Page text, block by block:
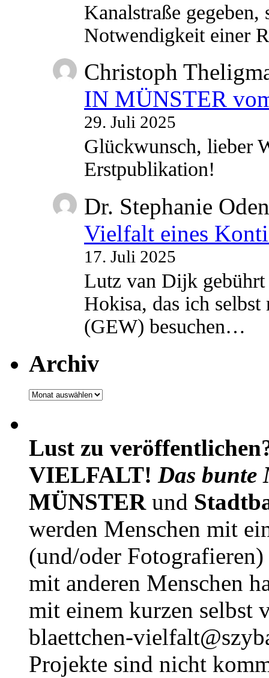
Kanalstraße
Notwendigkeit einer
Christoph
IN MÜNSTER
29. Juli 2025
Glückwunsch, lieber
Erstpublikation!
Dr. Stephanie
Vielfalt eines
17. Juli 2025
Lutz van Dijk
Hokisa, das ich
(GEW) besuchen…
Archiv
Archiv
Lust zu
VIELFALT! Das bunte
MÜNSTERund
werden Menschen mit
(und/oder
mit anderen Menschen
mit einem kurzen selbst
blaettchen-
Projekte sind nicht